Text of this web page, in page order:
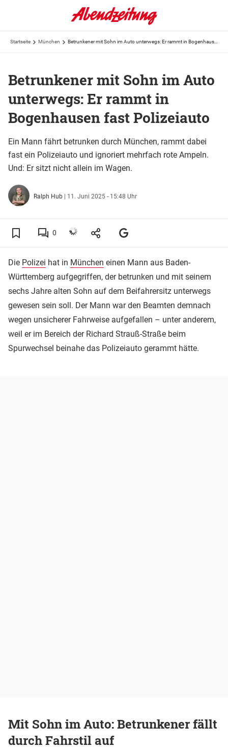
Startseite München
Betrunkener mit Sohn im Auto
unterwegs: Er rammt in
Bogenhausen fast Polizeiauto
Ein Mann fährt betrunken durch München, rammt dabei
fast ein Polizeiauto und ignoriert mehrfach rote Ampeln.
Und: Er sitzt nicht allein im Wagen.
Ralph Hub | 11. Juni 2025 - 15:48 Uhr
0
Die Polizei hat in München einen Mann aus Baden-
Württemberg aufgegriffen, der betrunken und mit seinem
sechs Jahre alten Sohn auf dem Beifahrersitz unterwegs
gewesen sein soll. Der Mann war den Beamten demnach
wegen unsicherer Fahrweise aufgefallen – unter anderem,
weil er im Bereich der Richard Strauß-Straße beim
Spurwechsel beinahe das Polizeiauto gerammt hätte.
Mit Sohn im Auto: Betrunkener fällt
durch Fahrstil auf